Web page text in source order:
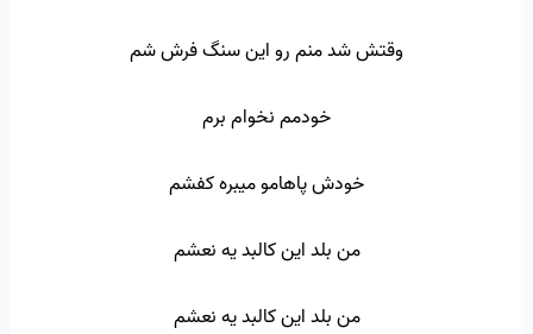
وقتش شد منم رو این سنگ فرش شم
خودمم نخوام برم
خودش پاهامو میبره کفشم
من بلد این کالبد یه نعشم
من بلد این کالبد یه نعشم